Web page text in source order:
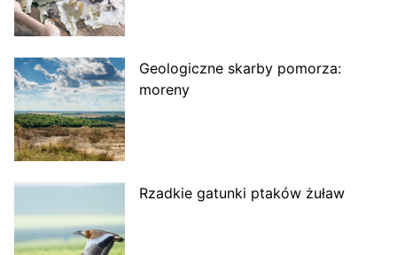
Geologiczne skarby pomorza:
moreny
Rzadkie gatunki ptaków żuław